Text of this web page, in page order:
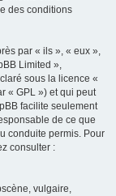
des conditions
par « ils », « eux »,
Limited »,
sous la licence «
« GPL ») et qui peut
facilite seulement
de ce que
conduite permis. Pour
consulter :
vulgaire,